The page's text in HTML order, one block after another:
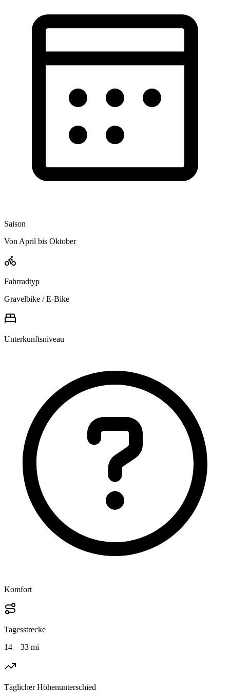
Saison
Von April bis Oktober
Fahrradtyp
Gravelbike / E-Bike
Unterkunftsniveau
Komfort
Tagesstrecke
14 – 33 mi
Täglicher Höhenunterschied